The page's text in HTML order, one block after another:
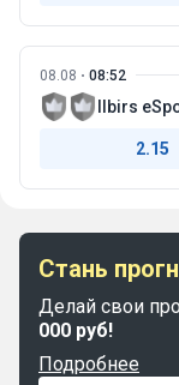
08.08 08:52
Ilbirs
2.15
Стань
Делай свои
000 руб!
Подробнее